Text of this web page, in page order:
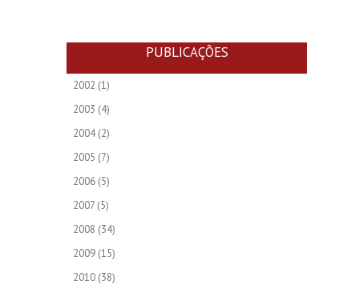
PUBLICAÇÕES
2002 (1)
2003 (4)
2004(2)
2005 (7)
2006 (5)
2007 (5)
2008 (34)
2009 (15)
2010 (38)